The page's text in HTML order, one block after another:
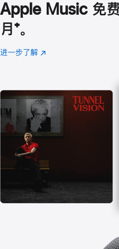
Apple Music 免
月 脚
注
⁺。
进一步了解 Apple
(在
口
中
打
开)